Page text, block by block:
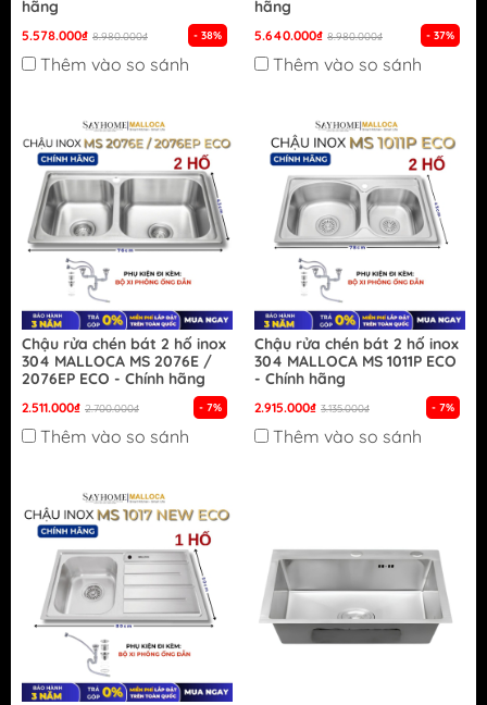
hãng
5.578.000₫ 8.980.000₫ - 38%
Thêm vào so sánh
hãng
5.640.000₫ 8.980.000₫ - 37%
Thêm vào so sánh
Chậu rửa chén bát 2 hố inox
304 MALLOCA MS 2076E /
2076EP ECO - Chính hãng
2.511.000₫ 2.700.000₫ - 7%
Thêm vào so sánh
Chậu rửa chén bát 2 hố inox
304 MALLOCA MS 1011P ECO
- Chính hãng
2.915.000₫ 3.135.000₫ - 7%
Thêm vào so sánh